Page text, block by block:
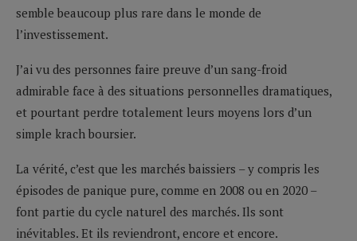
semble beaucoup plus rare dans le monde de
l’investissement.
J’ai vu des personnes faire preuve d’un sang-froid
admirable face à des situations personnelles dramatiques,
et pourtant perdre totalement leurs moyens lors d’un
simple krach boursier.
La vérité, c’est que les marchés baissiers – y compris les
épisodes de panique pure, comme en 2008 ou en 2020 –
font partie du cycle naturel des marchés. Ils sont
inévitables. Et ils reviendront, encore et encore.